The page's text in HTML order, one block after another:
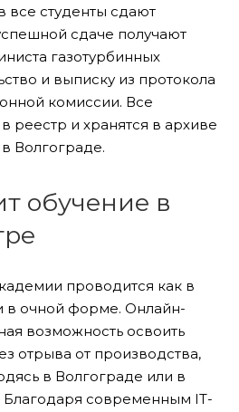
все студенты сдают
сдаче получают
газотурбинных
и выписку из протокола
комиссии. Все
реестр и хранятся в архиве
Волгограде.
обучение в
проводится как в
в очной форме. Онлайн-
возможность освоить
отрыва от производства,
в Волгограде или в
Благодаря современным IT-